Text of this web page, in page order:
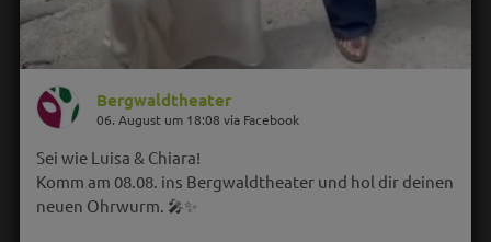
Bergwaldtheater
06. August um 18:08 via Facebook
Sei wie Luisa & Chiara!
Komm am 08.08. ins Bergwaldtheater und hol dir deinen
neuen Ohrwurm. 🎤✨